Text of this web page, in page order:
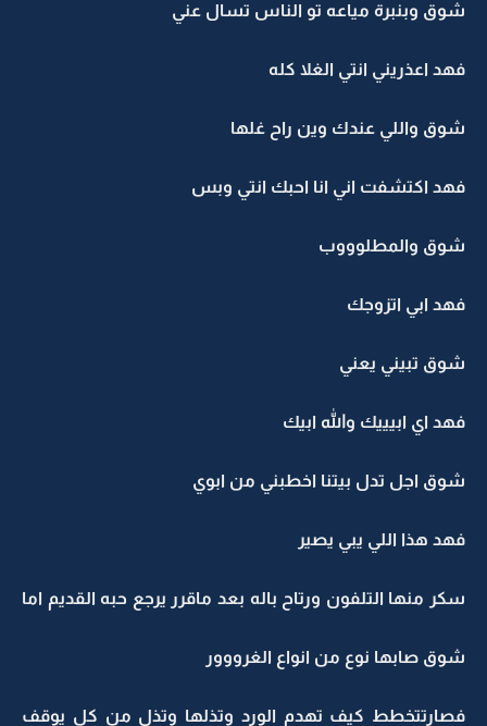
شوق وبنبرة مياعه تو الناس تسال عني
فهد اعذريني انتي الغلا كله
شوق واللي عندك وين راح غلها
فهد اكتشفت اني انا احبك انتي وبس
شوق والمطلوووب
فهد ابي اتزوجك
شوق تبيني يعني
فهد اي ابيييك والله ابيك
شوق اجل تدل بيتنا اخطبني من ابوي
فهد هذا اللي يبي يصير
سكر منها التلفون ورتاح باله بعد ماقرر يرجع حبه القديم اما
شوق صابها نوع من انواع الغرووور
فصارتتخطط كيف تهدم الورد وتذلها وتذل من كل يوقف